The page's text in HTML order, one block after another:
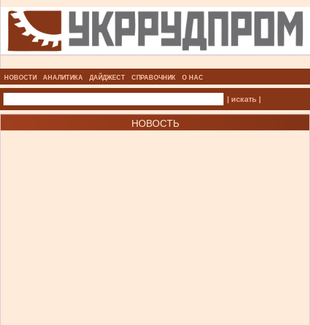
НОВОСТИ АНАЛИТИКА ДАЙДЖЕСТ СПРАВОЧНИК О НАС
| искать |
НОВОСТЬ